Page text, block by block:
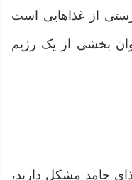
از غذاهایی است
بخشی از یک رژیم
جامد مشکل دارید،